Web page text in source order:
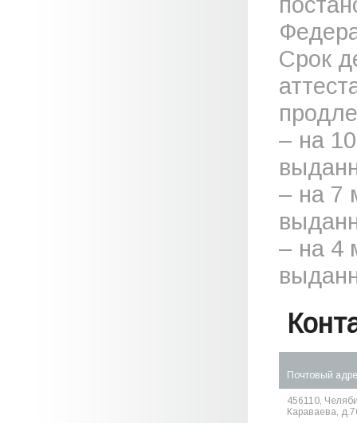
Срок
– на
– на 7
– на 4
Почтовый
456110,
Караваева,